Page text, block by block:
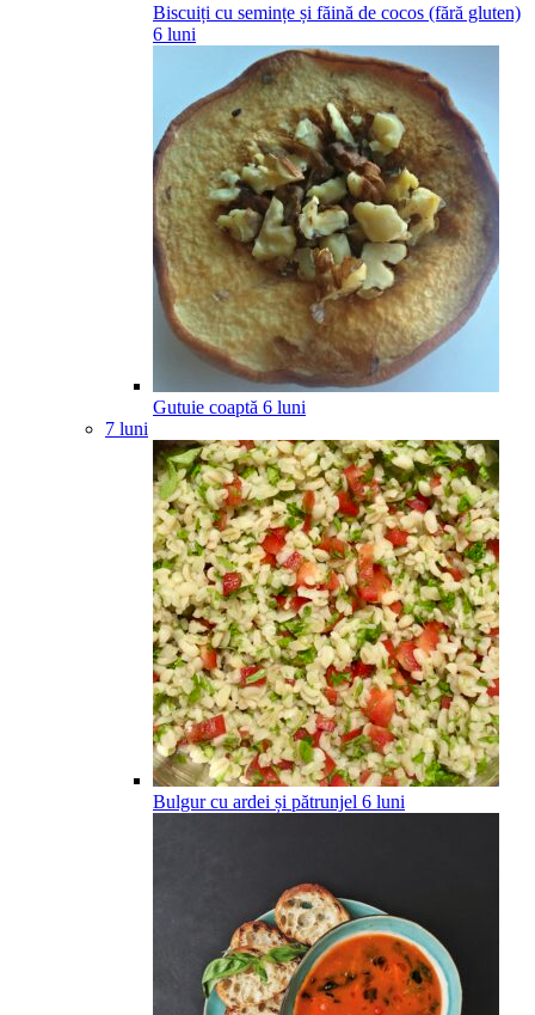
Biscuiți cu semințe și făină de cocos (fără gluten)
6 luni
Gutuie coaptă 6 luni
7 luni
Bulgur cu ardei și pătrunjel 6 luni